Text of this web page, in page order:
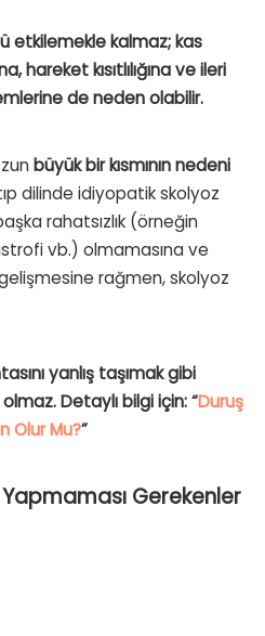
etkilemekle kalmaz; kas
hareket kısıtlılığına ve ileri
de neden olabilir.
büyük bir kısmının nedeni
dilinde idiyopatik skolyoz
rahatsızlık (örneğin
vb.) olmamasına ve
rağmen, skolyoz
yanlış taşımak gibi
Detaylı bilgi için: “Duruş
Olur Mu?”
Yapmaması Gerekenler